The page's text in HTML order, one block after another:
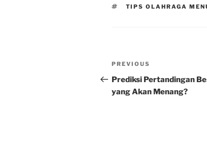
TAGS
TIPS OLAHRAGA
Post
navigation
Previous
Post
PREVIOUS
Prediksi Pertandingan
yang Akan Menang?